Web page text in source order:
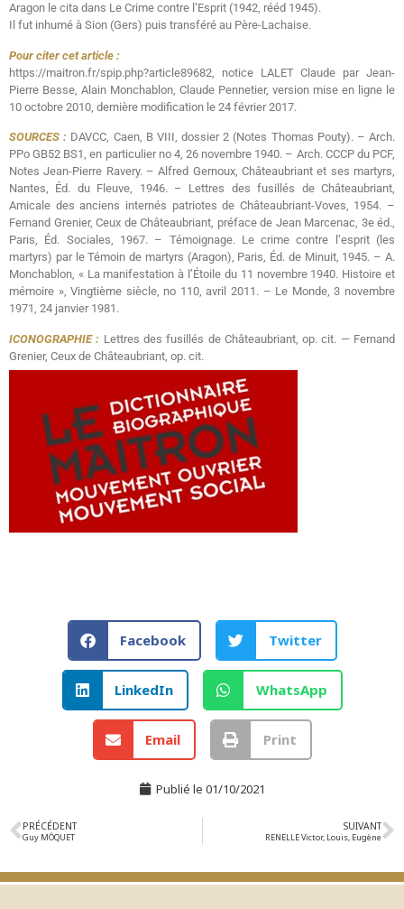
Aragon le cita dans Le Crime contre l’Esprit (1942, rééd 1945).
Il fut inhumé à Sion (Gers) puis transféré au Père-Lachaise.
Pour citer cet article :
https://maitron.fr/spip.php?article89682, notice LALET Claude par Jean-
Pierre Besse, Alain Monchablon, Claude Pennetier, version mise en ligne le
10 octobre 2010, dernière modification le 24 février 2017.
SOURCES : DAVCC, Caen, B VIII, dossier 2 (Notes Thomas Pouty). – Arch.
PPo GB52 BS1, en particulier no 4, 26 novembre 1940. – Arch. CCCP du PCF,
Notes Jean-Pierre Ravery. – Alfred Gernoux, Châteaubriant et ses martyrs,
Nantes, Éd. du Fleuve, 1946. – Lettres des fusillés de Châteaubriant,
Amicale des anciens internés patriotes de Châteaubriant-Voves, 1954. –
Fernand Grenier, Ceux de Châteaubriant, préface de Jean Marcenac, 3e éd.,
Paris, Éd. Sociales, 1967. – Témoignage. Le crime contre l’esprit (les
martyrs) par le Témoin de martyrs (Aragon), Paris, Éd. de Minuit, 1945. – A.
Monchablon, « La manifestation à l’Étoile du 11 novembre 1940. Histoire et
mémoire », Vingtième siècle, no 110, avril 2011. – Le Monde, 3 novembre
1971, 24 janvier 1981.
ICONOGRAPHIE : Lettres des fusillés de Châteaubriant, op. cit. — Fernand
Grenier, Ceux de Châteaubriant, op. cit.
Facebook Twitter
LinkedIn WhatsApp
Email Print
Publié le 01/10/2021
PRÉCÉDENT
Guy MÔQUET
SUIVANT
RENELLE Victor, Louis, Eugène